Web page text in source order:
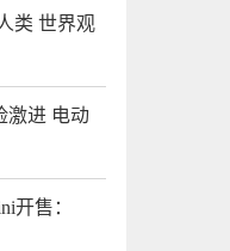
类 世界观
激进 电动
开售：